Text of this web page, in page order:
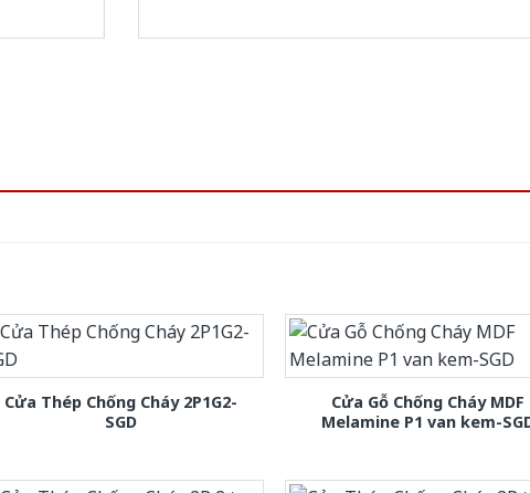
Cửa Thép Chống Cháy 2P1G2-
SGD
Cửa Gỗ Chống Cháy MDF
Melamine P1 van kem-